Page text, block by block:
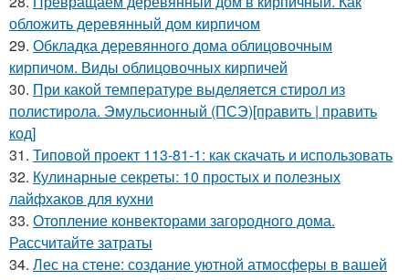
обложить деревянный дом кирпичом
29. Обкладка деревянного дома облицовочным
кирпичом. Виды облицовочных кирпичей
30. При какой температуре выделяется стирол из
полистирола. Эмульсионный (ПСЭ)[править | править
код]
31. Типовой проект 113-81-1: как скачать и использовать
32. Кулинарные секреты: 10 простых и полезных
лайфхаков для кухни
33. Отопление конвекторами загородного дома.
Рассчитайте затраты
34. Лес на стене: создание уютной атмосферы в вашей